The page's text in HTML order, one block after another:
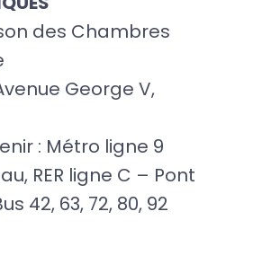
des Chambres
George V,
: Métro ligne 9
RER ligne C – Pont
42, 63, 72, 80, 92